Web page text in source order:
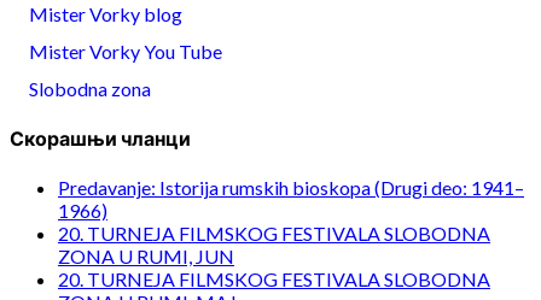
Mister Vorky blog
Mister Vorky You Tube
Slobodna zona
Скорашњи чланци
Predavanje: Istorija rumskih bioskopa (Drugi deo: 1941–
1966)
20. TURNEJA FILMSKOG FESTIVALA SLOBODNA
ZONA U RUMI, JUN
20. TURNEJA FILMSKOG FESTIVALA SLOBODNA